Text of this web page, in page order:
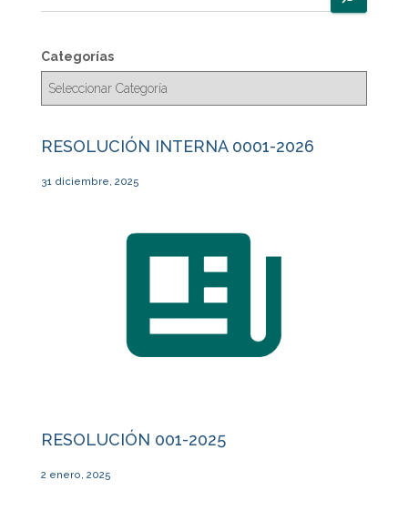
u
c
a
Categorías
RESOLUCIÓN INTERNA 0001-2026
31 diciembre, 2025
RESOLUCIÓN 001-2025
2 enero, 2025